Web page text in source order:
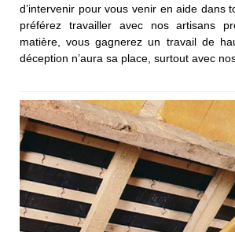
d’intervenir pour vous venir en aide dans
préférez travailler avec nos artisans
matière, vous gagnerez un travail de
déception n’aura sa place, surtout avec